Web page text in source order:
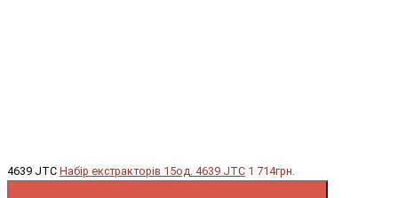
4639 JTC Набір екстракторів 15од. 4639 JTC 1 714грн.